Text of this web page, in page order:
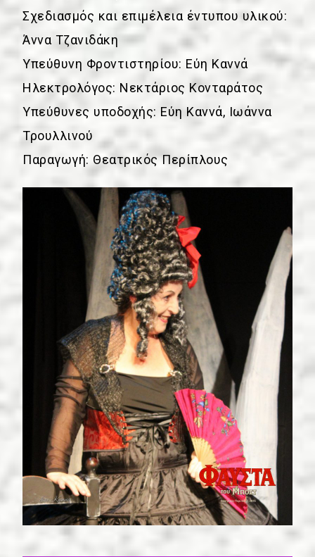
Σχεδιασμός και επιμέλεια έντυπου υλικού:
Άννα Τζανιδάκη
Υπεύθυνη Φροντιστηρίου: Εύη Καννά
Ηλεκτρολόγος: Νεκτάριος Κονταράτος
Υπεύθυνες υποδοχής: Εύη Καννά, Ιωάννα
Τρουλλινού
Παραγωγή: Θεατρικός Περίπλους